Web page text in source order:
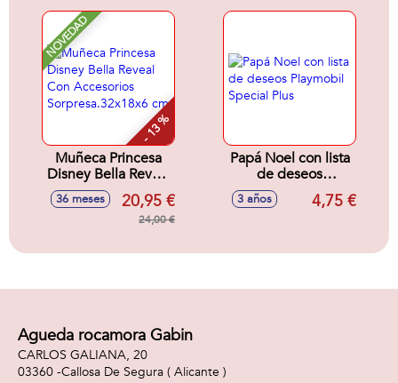
NOVEDAD
- 13 %
Muñeca Princesa
Disney Bella Reveal
Con Accesorios
Sorpresa.32x18x6
36 meses 20,95 €
24,00 €
Papá Noel con lista
de deseos
Playmobil Special
Plus
3 años 4,75 €
Agueda rocamora Gabin
CARLOS GALIANA, 20
03360 -Callosa De Segura ( Alicante )